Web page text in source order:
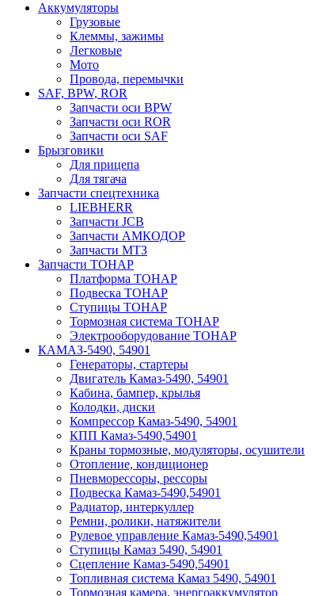
Аккумуляторы
Грузовые
Клеммы, зажимы
Легковые
Мото
Провода, перемычки
SAF, BPW, ROR
Запчасти оси BPW
Запчасти оси ROR
Запчасти оси SAF
Брызговики
Для прицепа
Для тягача
Запчасти спецтехника
LIEBHERR
Запчасти JCB
Запчасти АМКОДОР
Запчасти МТЗ
Запчасти ТОНАР
Платформа ТОНАР
Подвеска ТОНАР
Ступицы ТОНАР
Тормозная система ТОНАР
Электрооборудование ТОНАР
КАМАЗ-5490, 54901
Генераторы, стартеры
Двигатель Камаз-5490, 54901
Кабина, бампер, крылья
Колодки, диски
Компрессор Камаз-5490, 54901
КПП Камаз-5490,54901
Краны тормозные, модуляторы, осушители
Отопление, кондиционер
Пневморессоры, рессоры
Подвеска Камаз-5490,54901
Радиатор, интеркуллер
Ремни, ролики, натяжители
Рулевое управление Камаз-5490,54901
Ступицы Камаз 5490, 54901
Сцепление Камаз-5490,54901
Топливная система Камаз 5490, 54901
Тормозная камера, энергоаккумулятор